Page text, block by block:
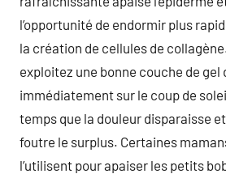
l’opportunité de endormir plus
la création de cellules de
exploitez une bonne couche de gel
immédiatement sur le coup de
temps que la douleur disparaisse
foutre le surplus. Certaines
l’utilisent pour apaiser les petits